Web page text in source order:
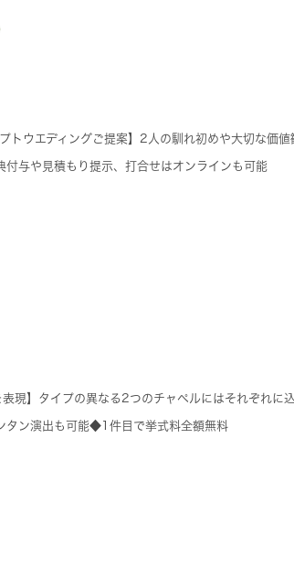
プトウエディングご提案】2人の馴れ初めや大切な価
付与や見積もり提示、打合せはオンラインも可能
表現】タイプの異なる2つのチャペルにはそれぞれに
タン演出も可能◆1件目で挙式料全額無料